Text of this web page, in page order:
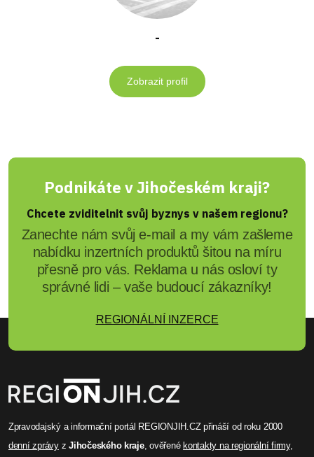
-
Zobrazit profil
Podnikáte v Jihočeském kraji?
Chcete zviditelnit svůj byznys v našem regionu?
Zanechte nám svůj e-mail a my vám zašleme
nabídku inzertních produktů šitou na míru
přesně pro vás. Reklama u nás osloví ty
správné lidi – vaše budoucí zákazníky!
REGIONÁLNÍ INZERCE
Zpravodajský a informační portál REGIONJIH.CZ přináší od roku 2000
denní zprávyzJihočeského kraje, ověřenékontakty na regionální firmy,